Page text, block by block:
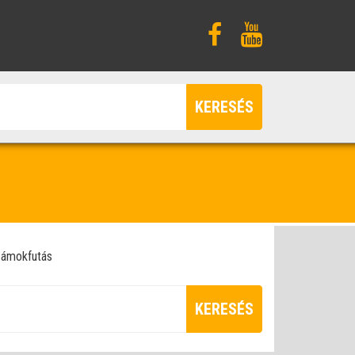
KERESÉS
ámokfutás
KERESÉS